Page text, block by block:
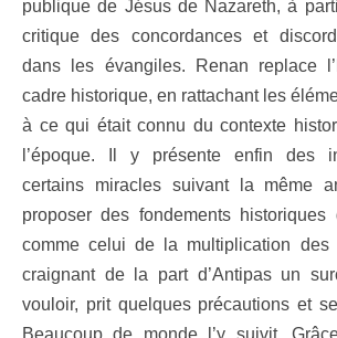
publique de Jésus de Nazareth, à
critique des concordances et
dans les évangiles. Renan replace
cadre historique, en rattachant les
à ce qui était connu du contexte
l’époque. Il y présente enfin des
certains miracles suivant la même
proposer des fondements historiques
comme celui de la multiplication
craignant de la part d’Antipas un
vouloir, prit quelques précautions et